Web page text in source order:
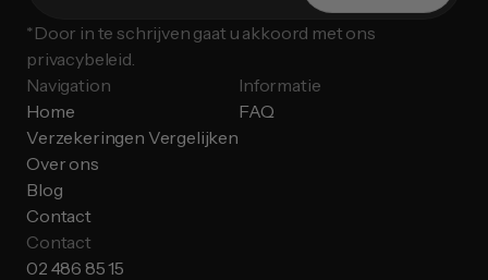
*Door in te schrijven gaat u akkoord met ons
privacybeleid.
Navigation
Home
Verzekeringen Vergelijken
Over ons
Blog
Contact
Informatie
FAQ
Contact
02 486 85 15